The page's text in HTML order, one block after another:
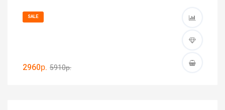
SALE
2960р. 5910р.